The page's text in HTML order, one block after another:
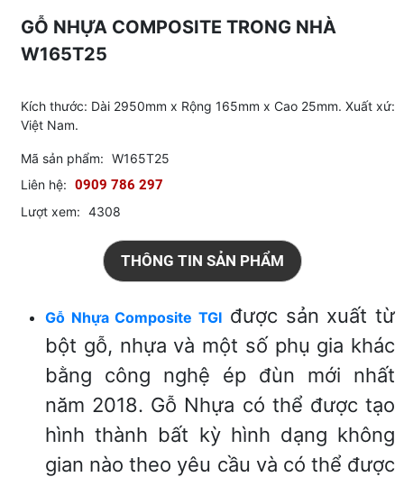
GỖ NHỰA COMPOSITE TRONG NHÀ
W165T25
Kích thước: Dài 2950mm x Rộng 165mm x Cao 25mm. Xuất xứ:
Việt Nam.
Mã sản phẩm: W165T25
Liên hệ: 0909 786 297
Lượt xem: 4308
THÔNG TIN SẢN PHẨM
Gỗ Nhựa Composite TGI được sản xuất từ
bột gỗ, nhựa và một số phụ gia khác
bằng công nghệ ép đùn mới nhất
năm 2018. Gỗ Nhựa có thể được tạo
hình thành bất kỳ hình dạng không
gian nào theo yêu cầu và có thể được